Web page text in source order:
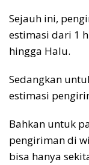
Sejauh ini,
estimasi dari 1
hingga Halu.
Sedangkan
estimasi
Bahkan untuk
pengiriman di
bisa hanya